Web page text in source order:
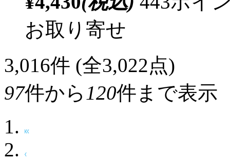
お取り寄せ
3,016件 (全3,022点)
97件から 120件まで表示